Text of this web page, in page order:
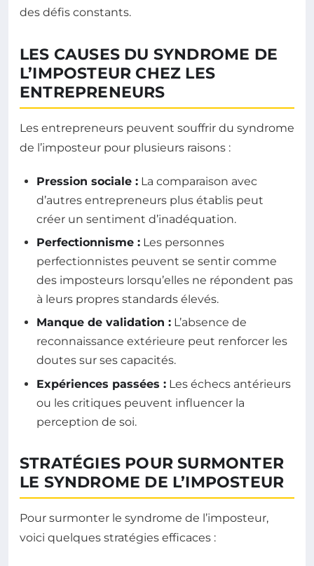
des défis constants.
LES CAUSES DU SYNDROME DE
L’IMPOSTEUR CHEZ LES
ENTREPRENEURS
Les entrepreneurs peuvent souffrir du syndrome
de l’imposteur pour plusieurs raisons :
Pression sociale : La comparaison avec
d’autres entrepreneurs plus établis peut
créer un sentiment d’inadéquation.
Perfectionnisme : Les personnes
perfectionnistes peuvent se sentir comme
des imposteurs lorsqu’elles ne répondent pas
à leurs propres standards élevés.
Manque de validation : L’absence de
reconnaissance extérieure peut renforcer les
doutes sur ses capacités.
Expériences passées : Les échecs antérieurs
ou les critiques peuvent influencer la
perception de soi.
STRATÉGIES POUR SURMONTER
LE SYNDROME DE L’IMPOSTEUR
Pour surmonter le syndrome de l’imposteur,
voici quelques stratégies efficaces :